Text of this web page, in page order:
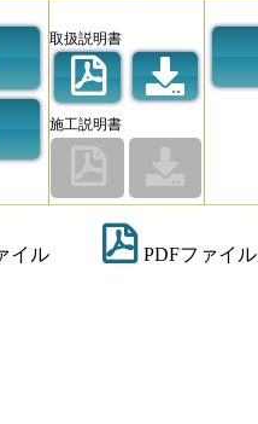
取扱説明書
施工説明書
イル PDFファイル